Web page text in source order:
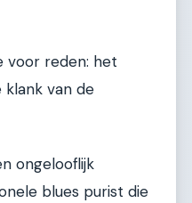
voor reden: het
van de
ongelooflijk
blues purist die